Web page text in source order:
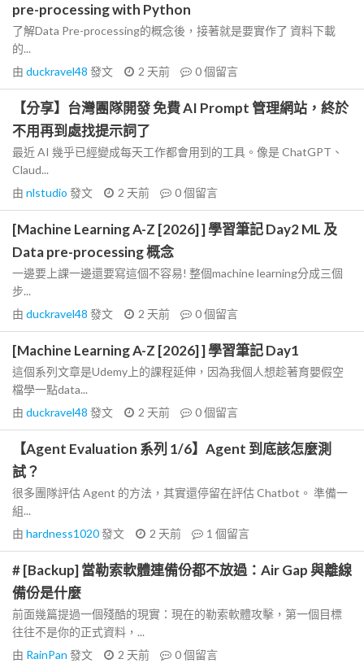
pre-processing with Python
了解Data Pre-processing的概念後，接著就是要實作了 資料下載
的...
由 duckravel48 發文 2 天前 0個留言
【分享】台灣團隊開發 免費 AI Prompt 管理網站，終於
不用再到處找提示詞了
最近 AI 幾乎已經變成每天工作都會用到的工具。像是 ChatGPT、
Claud...
由 nlstudio 發文 2 天前 0個留言
[Machine Learning A-Z [2026] ] 學習筆記 Day2 ML 及
Data pre-processing 概念
一邊要上課一邊還要寫這個不容易! 整個machine learning分成三個
步...
由 duckravel48 發文 2 天前 0個留言
[Machine Learning A-Z [2026] ] 學習筆記 Day1
這個系列文章是Udemy上的課程延伸，因為我個人想趁著育嬰假空
檔學一點data...
由 duckravel48 發文 2 天前 0個留言
【Agent Evaluation 系列 1/6】Agent 到底該怎麼測
試？
很多團隊評估 Agent 的方法，其實還停留在評估 Chatbot。 準備一
組...
由 hardness1020發文 2 天前 1 個留言
# [Backup] 當勒索軟體連備份都不放過：Air Gap 與離線
備份是什麼
前面幾篇提過一個殘酷的現實：現在的勒索軟體攻擊，第一個目標
往往不是你的正式資料，...
由 RainPan 發文 2 天前 0個留言